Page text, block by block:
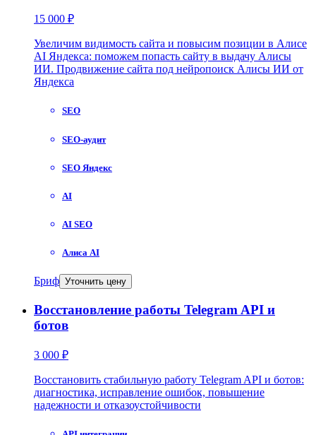
15 000 ₽
Увеличим видимость сайта и повысим позиции в Алисе
AI Яндекса: поможем попасть сайту в выдачу Алисы
ИИ. Продвижение сайта под нейропоиск Алисы ИИ от
Яндекса
SEO
SEO-аудит
SEO Яндекс
AI
AI SEO
Алиса AI
Бриф Уточнить цену
Восстановление работы Telegram API и
ботов
3 000 ₽
Восстановить стабильную работу Telegram API и ботов:
диагностика, исправление ошибок, повышение
надежности и отказоустойчивости